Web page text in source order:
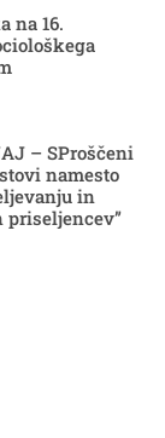
na 16.
– SProščeni
namesto
in